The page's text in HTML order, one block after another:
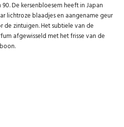
De kersenbloesem heeft in Japan
lichtroze blaadjes en aangename geur
zintuigen. Het subtiele van de
afgewisseld met het frisse van de